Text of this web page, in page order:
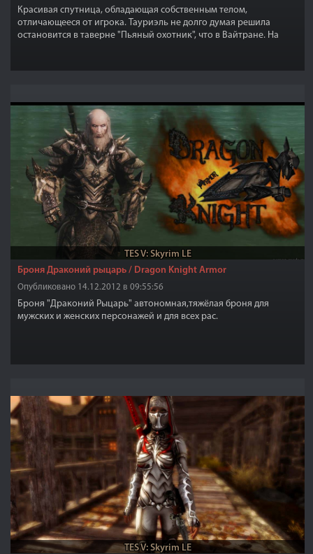
Красивая спутница, обладающая собственным телом,
отличающееся от игрока. Тауриэль не долго думая решила
остановится в таверне "Пьяный охотник", что в Вайтране. На
TES V: Skyrim LE
Броня Драконий рыцарь / Dragon Knight Armor
Опубликовано 14.12.2012 в 09:55:56
Броня "Драконий Рыцарь" автономная,тяжёлая броня для
мужских и женских персонажей и для всех рас.
TES V: Skyrim LE